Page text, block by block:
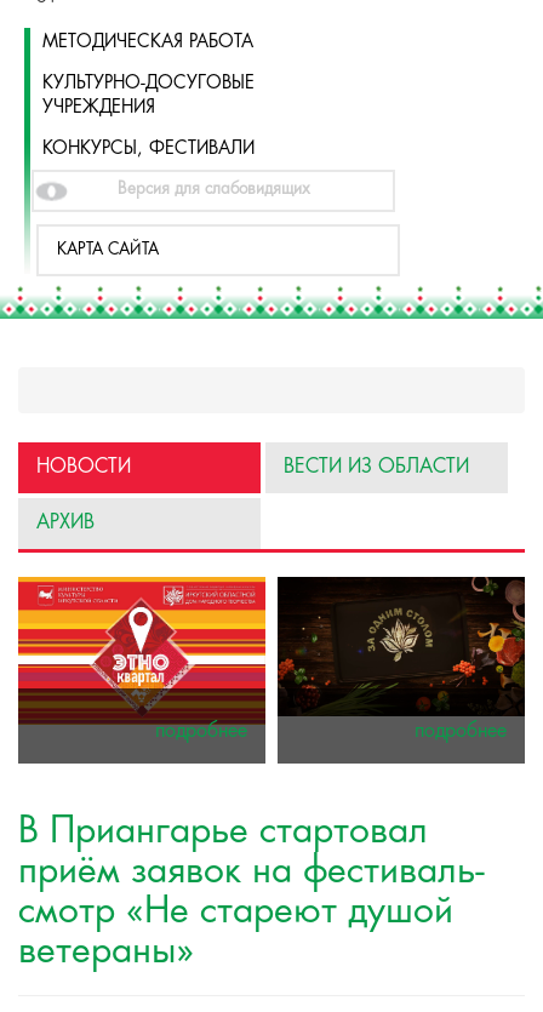
МЕТОДИЧЕСКАЯ РАБОТА
КУЛЬТУРНО-ДОСУГОВЫЕ
УЧРЕЖДЕНИЯ
КОНКУРСЫ, ФЕСТИВАЛИ
Версия для слабовидящих
КАРТА САЙТА
НОВОСТИ ВЕСТИ ИЗ ОБЛАСТИ
АРХИВ
подробнее подробнее
В Приангарье стартовал
приём заявок на фестиваль-
смотр «Не стареют душой
ветераны»